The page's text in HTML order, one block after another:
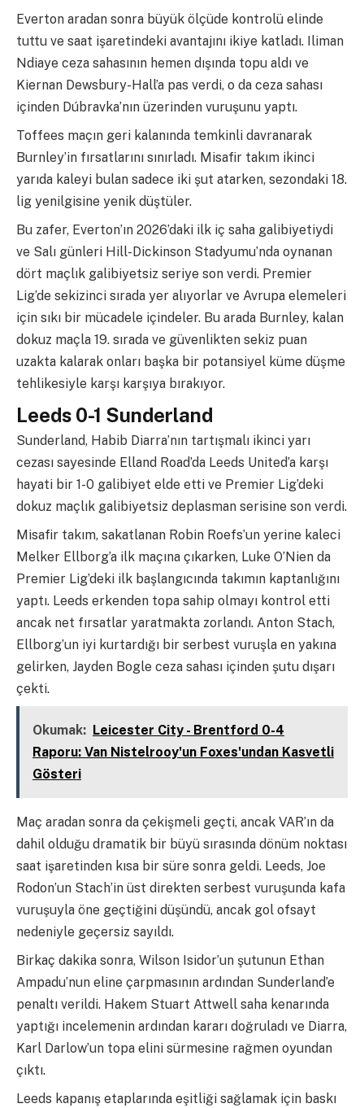
Everton aradan sonra büyük ölçüde kontrolü elinde
tuttu ve saat işaretindeki avantajını ikiye katladı. Iliman
Ndiaye ceza sahasının hemen dışında topu aldı ve
Kiernan Dewsbury-Hall’a pas verdi, o da ceza sahası
içinden Dúbravka’nın üzerinden vuruşunu yaptı.
Toffees maçın geri kalanında temkinli davranarak
Burnley’in fırsatlarını sınırladı. Misafir takım ikinci
yarıda kaleyi bulan sadece iki şut atarken, sezondaki 18.
lig yenilgisine yenik düştüler.
Bu zafer, Everton’ın 2026’daki ilk iç saha galibiyetiydi
ve Salı günleri Hill-Dickinson Stadyumu’nda oynanan
dört maçlık galibiyetsiz seriye son verdi. Premier
Lig’de sekizinci sırada yer alıyorlar ve Avrupa elemeleri
için sıkı bir mücadele içindeler. Bu arada Burnley, kalan
dokuz maçla 19. sırada ve güvenlikten sekiz puan
uzakta kalarak onları başka bir potansiyel küme düşme
tehlikesiyle karşı karşıya bırakıyor.
Leeds 0-1 Sunderland
Sunderland, Habib Diarra’nın tartışmalı ikinci yarı
cezası sayesinde Elland Road’da Leeds United’a karşı
hayati bir 1-0 galibiyet elde etti ve Premier Lig’deki
dokuz maçlık galibiyetsiz deplasman serisine son verdi.
Misafir takım, sakatlanan Robin Roefs’un yerine kaleci
Melker Ellborg’a ilk maçına çıkarken, Luke O’Nien da
Premier Lig’deki ilk başlangıcında takımın kaptanlığını
yaptı. Leeds erkenden topa sahip olmayı kontrol etti
ancak net fırsatlar yaratmakta zorlandı. Anton Stach,
Ellborg’un iyi kurtardığı bir serbest vuruşla en yakına
gelirken, Jayden Bogle ceza sahası içinden şutu dışarı
çekti.
Okumak: Leicester City - Brentford 0-4
Raporu: Van Nistelrooy'un Foxes'undan Kasvetli
Gösteri
Maç aradan sonra da çekişmeli geçti, ancak VAR’ın da
dahil olduğu dramatik bir büyü sırasında dönüm noktası
saat işaretinden kısa bir süre sonra geldi. Leeds, Joe
Rodon’un Stach’in üst direkten serbest vuruşunda kafa
vuruşuyla öne geçtiğini düşündü, ancak gol ofsayt
nedeniyle geçersiz sayıldı.
Birkaç dakika sonra, Wilson Isidor’un şutunun Ethan
Ampadu’nun eline çarpmasının ardından Sunderland’e
penaltı verildi. Hakem Stuart Attwell saha kenarında
yaptığı incelemenin ardından kararı doğruladı ve Diarra,
Karl Darlow’un topa elini sürmesine rağmen oyundan
çıktı.
Leeds kapanış etaplarında eşitliği sağlamak için baskı